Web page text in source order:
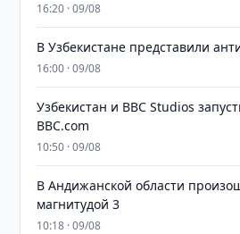
16:20 · 09/08
В Узбекистане представили
16:00 · 09/08
Узбекистан и BBC Studios
BBC.com
10:50 · 09/08
В Андижанской области
магнитудой 3
10:18 · 09/08